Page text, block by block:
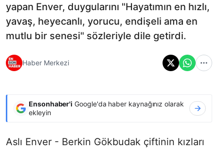
yapan Enver, duygularını "Hayatımın en hızlı,
yavaş, heyecanlı, yorucu, endişeli ama en
mutlu bir senesi" sözleriyle dile getirdi.
Haber Merkezi
Ensonhaber'i Google'da haber kaynağınız olarak
ekleyin
Aslı Enver - Berkin Gökbudak çiftinin kızları